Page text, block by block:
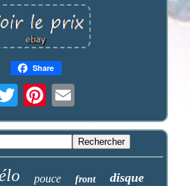
Share
pouce front disque